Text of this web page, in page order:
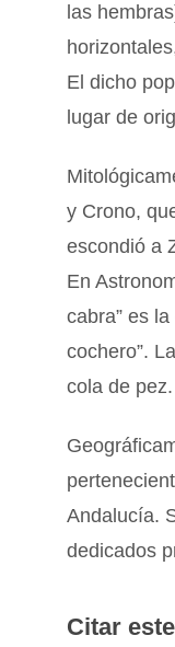
las
El dicho
lugar de
y Crono,
escondió a
En
cabra” es
cochero”.
cola de pez.
Andalucía.
dedicados
Citar